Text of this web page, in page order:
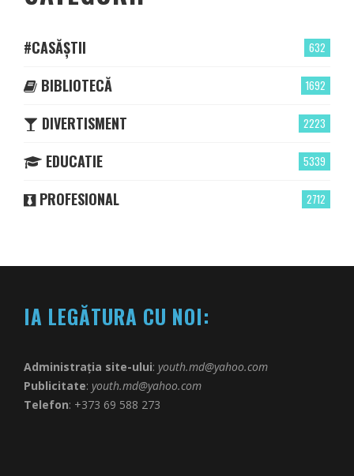
632
#CASĂȘTII
1692
BIBLIOTECĂ
2223
DIVERTISMENT
5339
EDUCATIE
2712
PROFESIONAL
IA LEGĂTURA CU NOI:
Administrația site-ului: youth.md@yahoo.com
Publicitate: youth.md@yahoo.com
Telefon: +373 69 588 273